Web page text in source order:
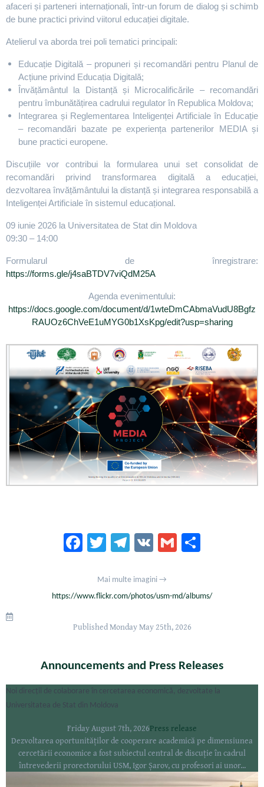
afaceri și parteneri internaționali, într-un forum de dialog și schimb
de bune practici privind viitorul educației digitale.
Atelierul va aborda trei poli tematici principali:
Educație Digitală – propuneri și recomandări pentru Planul de
Acțiune privind Educația Digitală;
Învățământul la Distanță și Microcalificările – recomandări
pentru îmbunătățirea cadrului regulator în Republica Moldova;
Integrarea și Reglementarea Inteligenței Artificiale în Educație
– recomandări bazate pe experiența partenerilor MEDIA și
bune practici europene.
Discuțiile vor contribui la formularea unui set consolidat de
recomandări privind transformarea digitală a educației,
dezvoltarea învățământului la distanță și integrarea responsabilă a
Inteligenței Artificiale în sistemul educațional.
09 iunie 2026 la Universitatea de Stat din Moldova
09:30 – 14:00
Formularul de înregistrare:
https://forms.gle/j4saBTDV7viQdM25A
Agenda evenimentului:
https://docs.google.com/document/d/1wteDmCAbmaVudU8Bgfz
RAUOz6ChVeE1uMYG0b1XsKpg/edit?usp=sharing
Fa
ce
oo
k
T
wi
tt
er
Te
le
gr
a
m
V
K
G
m
l e
Mai multe imagini →
https://www.flickr.com/photos/usm-md/albums/
PublishedMonday May 25th, 2026
Announcements and Press Releases
Noi direcții de colaborare în cercetarea economică, dezvoltate la
Universitatea de Stat din Moldova
Friday August 7th, 2026Press release
Dezvoltarea oportunităților de cooperare academică pe dimensiunea
cercetării economice a fost subiectul central de discuție în cadrul
întrevederii prorectorului USM, Igor Șarov, cu profesori ai unor...